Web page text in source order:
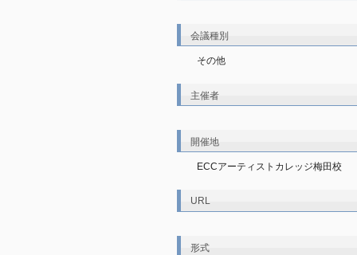
会議種別
その他
主催者
開催地
ECCアーティストカレッジ梅田校
URL
形式